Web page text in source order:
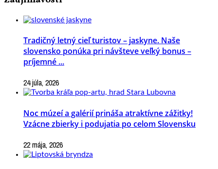
Tradičný letný cieľ turistov – jaskyne. Naše
slovensko ponúka pri návšteve veľký bonus –
príjemné ...
24 júla, 2026
Noc múzeí a galérií prináša atraktívne zážitky!
Vzácne zbierky i podujatia po celom Slovensku
22 mája, 2026